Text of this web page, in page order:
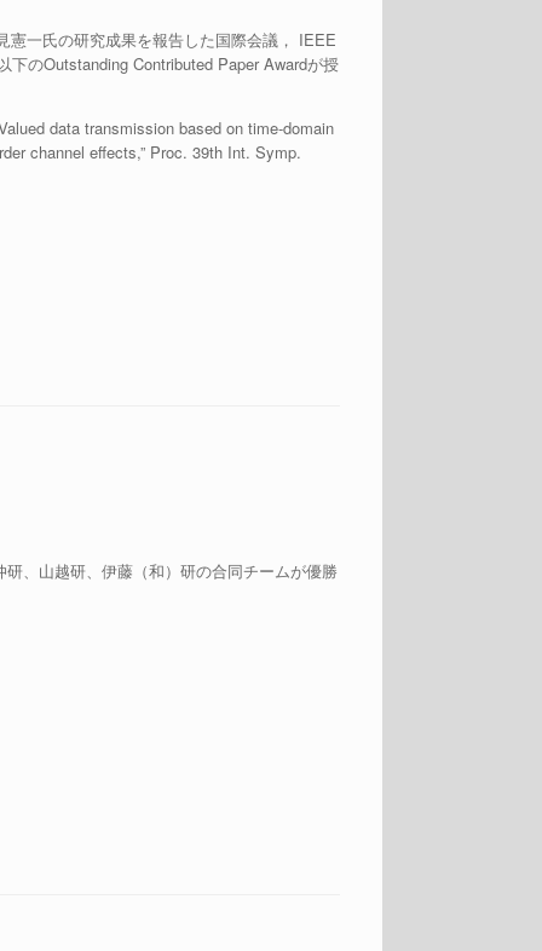
一氏の研究成果を報告した国際会議， IEEE
下のOutstanding Contributed Paper Awardが授
data transmission based on time-domain
channel effects,” Proc. 39th Int. Symp.
、山越研、伊藤（和）研の合同チームが優勝